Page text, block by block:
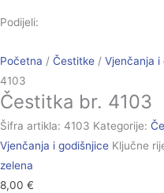
Podijeli:
Početna / Čestitke / Vjenčanja i
4103
Čestitka br. 4103
Šifra artikla: 4103 Kategorije:
Vjenčanja i godišnjice Ključne
zelena
8,00 €